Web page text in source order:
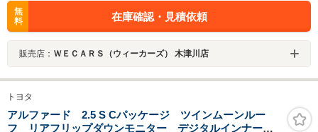
無
料
在庫確認・見積依頼
販売店： ＷＥＣＡＲＳ（ウィーカーズ） 木津川店
トヨタ
アルファード 2.5 S Cパッケージ ツインムーンルー
フ リアフリップダウンモニター デジタルインナーミ